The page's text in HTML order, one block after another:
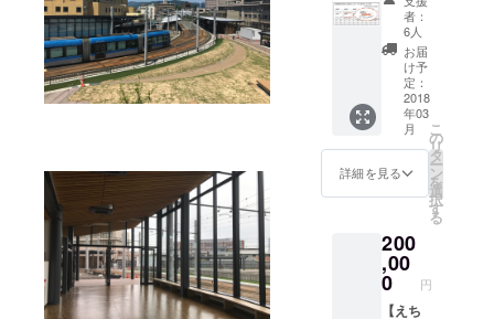
掲載
（ビッ
グサイ
ズ）】
ご支援
いただ
いた方
のお名
前を、
電車を
モチー
フにし
にビッ
グサイ
ズで印
字し、
田原町
者：
6人
お届
け予
定：
2018
年03
月
詳細を見る
こ
の
リ
タ
ー
ン
を
選
択
す
る
200
,00
0 円
【えち